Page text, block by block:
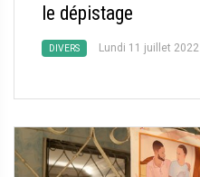
le dépistage
DIVERS Lundi 11 juillet 2022